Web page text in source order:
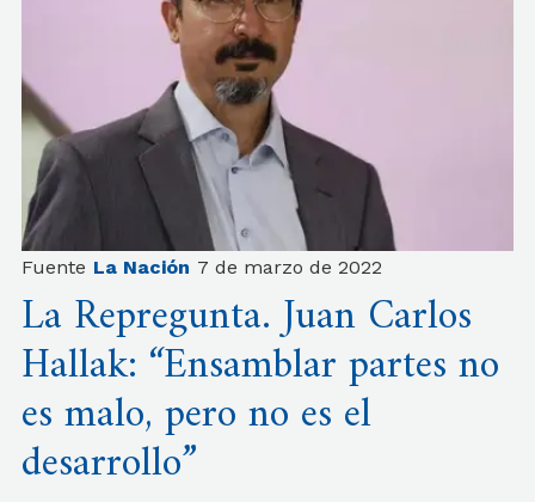
Fuente La Nación 7 de marzo de 2022
La Repregunta. Juan Carlos
Hallak: “Ensamblar partes no
es malo, pero no es el
desarrollo”